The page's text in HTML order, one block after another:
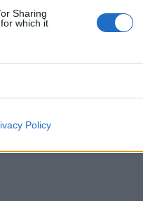
Sharing
which it
Policy